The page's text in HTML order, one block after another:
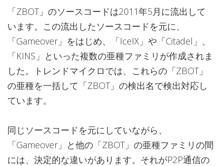
「ZBOT」のソースコードは2011年5月に流出して
います。この流出したソースコードを元に、
「Gameover」をはじめ、「IceIX」や「Citadel」、
「KINS」といった複数の亜種ファミリが作成されま
した。トレンドマイクロでは、これらの「ZBOT」
の亜種を一括して「ZBOT」の検出名で検出対応し
ています。
同じソースコードを元にしていながら、
「Gameover」と他の「ZBOT」の亜種ファミリの間
には、決定的な違いがあります。それがP2P通信の